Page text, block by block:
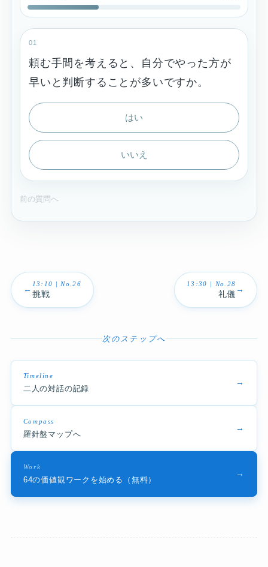
01
頼む手間を考えると、自分でやった方が
早いと判断することが多いですか。
はい
いいえ
前の質問へ
←
13:10 | No.26
挑戦 →
13:30 | No.28
礼儀
次のステップへ
Timeline
二人の対話の記録
→
Compass
羅針盤マップへ
→
Work
64の価値観ワークを始める（無料）
→